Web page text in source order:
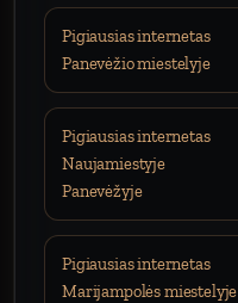
Pigiausias internetas
Panevėžio miestelyje
Pigiausias internetas
Naujamiestyje
Panevėžyje
Pigiausias internetas
Marijampolės miestelyje